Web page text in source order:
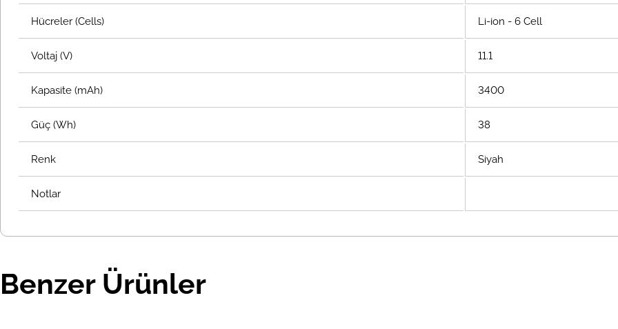
Hücreler (Cells) Li-ion - 6 Cell
Voltaj (V) 11.1
Kapasite (mAh) 3400
Güç (Wh) 38
Renk Siyah
Notlar
Benzer Ürünler